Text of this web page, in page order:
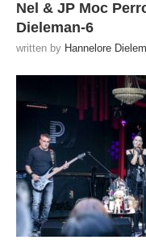
Nel & JP Moc
Dieleman-6
written by Hannelore